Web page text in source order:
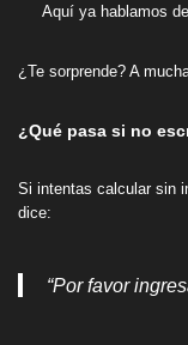
Aquí ya hablamos
¿Te sorprende? A
¿Qué pasa si no
Si intentas calcular sin
dice:
“Por favor